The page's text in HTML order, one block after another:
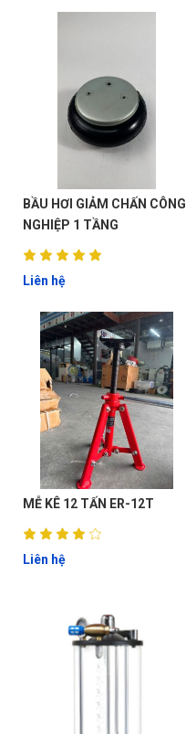
BẦU HƠI GIẢM CHẤN CÔNG
NGHIỆP 1 TẦNG
Liên hệ
MỄ KÊ 12 TẤN ER-12T
Liên hệ